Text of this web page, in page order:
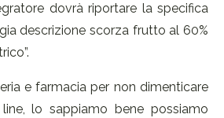
dovrà riportare la specifica
descrizione scorza frutto al 60%
e farmacia per non dimenticare
lo sappiamo bene possiamo